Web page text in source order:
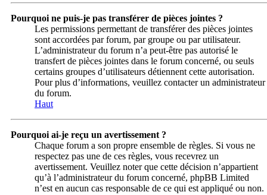
Pourquoi ne puis-je pas transférer de pièces jointes ?
Les permissions permettant de transférer des pièces jointes
sont accordées par forum, par groupe ou par utilisateur.
L’administrateur du forum n’a peut-être pas autorisé le
transfert de pièces jointes dans le forum concerné, ou seuls
certains groupes d’utilisateurs détiennent cette autorisation.
Pour plus d’informations, veuillez contacter un administrateur
du forum.
Haut
Pourquoi ai-je reçu un avertissement ?
Chaque forum a son propre ensemble de règles. Si vous ne
respectez pas une de ces règles, vous recevrez un
avertissement. Veuillez noter que cette décision n’appartient
qu’à l’administrateur du forum concerné, phpBB Limited
n’est en aucun cas responsable de ce qui est appliqué ou non.